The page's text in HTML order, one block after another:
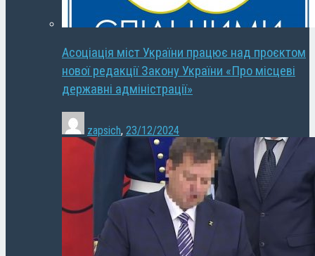
Асоціація міст України працює над проєктом
нової редакції Закону України «Про місцеві
державні адміністрації»
zapsich, 23/12/2024